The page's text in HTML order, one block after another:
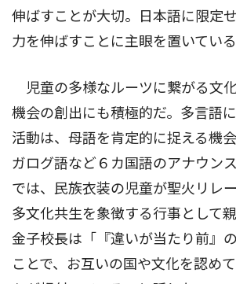
伸ばすことが大切。日本語に限定
力を伸ばすことに主眼を置いている
児童の多様なルーツに繋がる文
機会の創出にも積極的だ。多言語
活動は、母語を肯定的に捉える機
ガログ語など６カ国語のアナウン
では、民族衣装の児童が聖火リレ
多文化共生を象徴する行事として親
金子校長は「『違いが当たり前』
ことで、お互いの国や文化を認め